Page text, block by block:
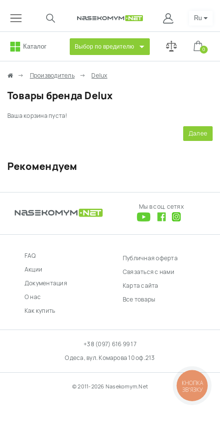
Каталог Выбор по вредителю 0
Ru
Рекомендуем
Производитель Delux
Товары бренда Delux
Ваша корзина пуста!
Далее
Мы в соц. сетях
FAQ
Акции
Документация
О нас
Как купить
Публичная оферта
Связаться с нами
Карта сайта
Все товары
+38 (097) 616 99 17
Одеса, вул. Комарова 10 оф.213
© 2011-2026 Nasekomym.Net КНОПКА
ЗВ'ЯЗКУ